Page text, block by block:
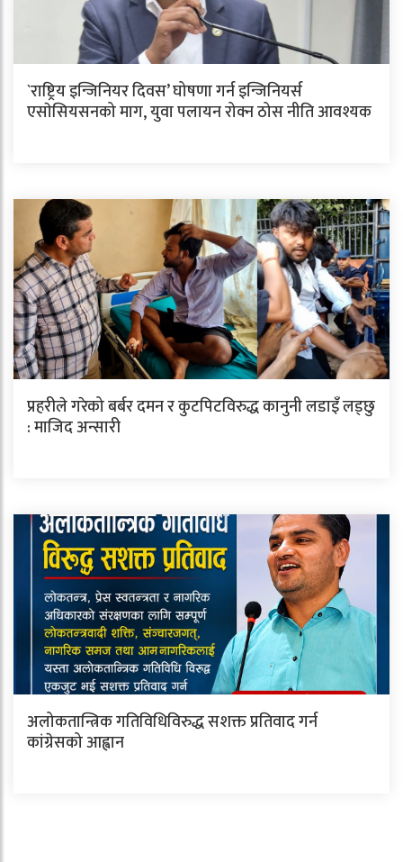
`राष्ट्रिय इन्जिनियर दिवस’ घोषणा गर्न इन्जिनियर्स
एसाेसियसनको माग, युवा पलायन रोक्न ठोस नीति आवश्यक
प्रहरीले गरेको बर्बर दमन र कुटपिटविरुद्ध कानुनी लडाइँ लड्छु
: माजिद अन्सारी
अलोकतान्त्रिक गतिविधिविरुद्ध सशक्त प्रतिवाद गर्न
कांग्रेसको आह्वान